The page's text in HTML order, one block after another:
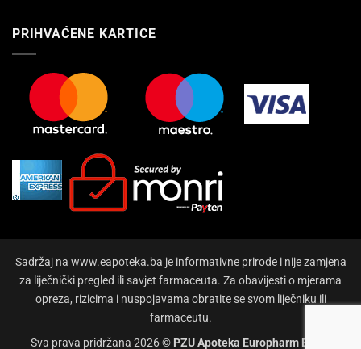
PRIHVAĆENE KARTICE
Sadržaj na www.eapoteka.ba je informativne prirode i nije zamjena
za liječnički pregled ili savjet farmaceuta. Za obavijesti o mjerama
opreza, rizicima i nuspojavama obratite se svom liječniku ili
farmaceutu.
Sva prava pridržana 2026 © PZU Apoteka Europharm Bihać